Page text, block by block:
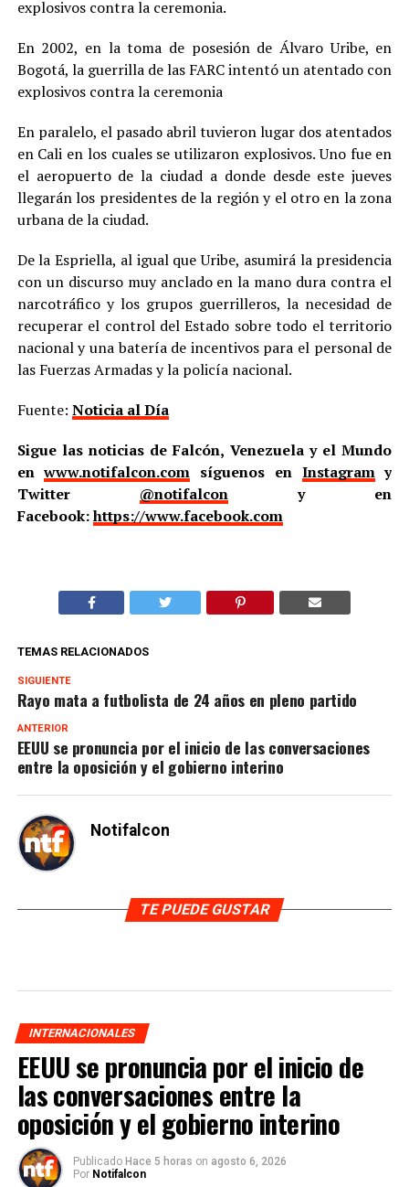
explosivos contra la ceremonia.
En 2002, en la toma de posesión de Álvaro Uribe, en
Bogotá, la guerrilla de las FARC intentó un atentado con
explosivos contra la ceremonia
En paralelo, el pasado abril tuvieron lugar dos atentados
en Cali en los cuales se utilizaron explosivos. Uno fue en
el aeropuerto de la ciudad a donde desde este jueves
llegarán los presidentes de la región y el otro en la zona
urbana de la ciudad.
De la Espriella, al igual que Uribe, asumirá la presidencia
con un discurso muy anclado en la mano dura contra el
narcotráfico y los grupos guerrilleros, la necesidad de
recuperar el control del Estado sobre todo el territorio
nacional y una batería de incentivos para el personal de
las Fuerzas Armadas y la policía nacional.
Fuente: Noticia al Día
Sigue las noticias de Falcón, Venezuela y el Mundo
enwww.notifalcon.com síguenos en Instagramy
Twitter @notifalcony en
Facebook:https://www.facebook.com
TEMAS RELACIONADOS
SIGUIENTE
Rayo mata a futbolista de 24 años en pleno partido
ANTERIOR
EEUU se pronuncia por el inicio de las conversaciones
entre la oposición y el gobierno interino
Notifalcon
TE PUEDE GUSTAR
INTERNACIONALES
EEUU se pronuncia por el inicio de
las conversaciones entre la
oposición y el gobierno interino
Publicado Hace 5 horas on agosto 6, 2026
Por Notifalcon